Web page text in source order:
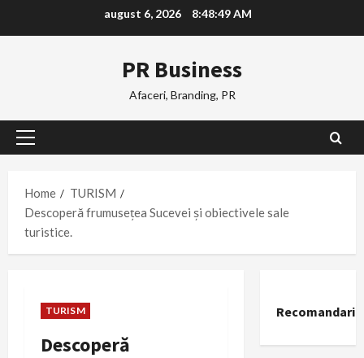
august 6, 2026 8:48:50 AM
PR Business
Afaceri, Branding, PR
Primary
Home
TURISM
Descoperă frumusețea Sucevei și obiectivele sale
turistice.
TURISM
Descoperă
Recomandari